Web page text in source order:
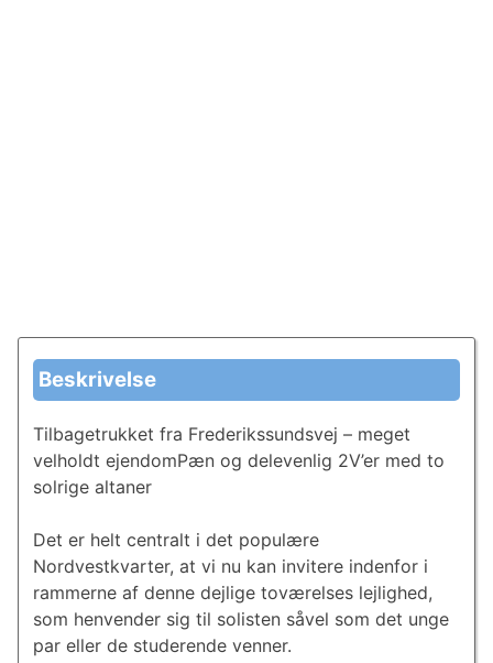
Beskrivelse
Tilbagetrukket fra Frederikssundsvej – meget
velholdt ejendomPæn og delevenlig 2V’er med to
solrige altaner
Det er helt centralt i det populære
Nordvestkvarter, at vi nu kan invitere indenfor i
rammerne af denne dejlige toværelses lejlighed,
som henvender sig til solisten såvel som det unge
par eller de studerende venner.